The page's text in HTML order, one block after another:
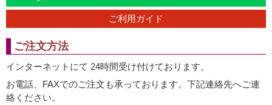
ご利用ガイド
ご注文方法
インターネットにて 24時間受け付けております。
お電話、FAXでのご注文も承っております。下記連絡先へご連
絡ください。